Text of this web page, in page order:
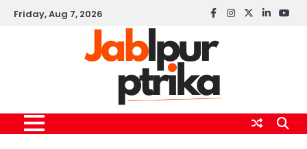
SkipFriday, Aug 7, 2026 Facebook
instagram
twitterlinkedin